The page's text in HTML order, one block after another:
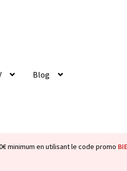
Blog
minimum en utilisant le code promo